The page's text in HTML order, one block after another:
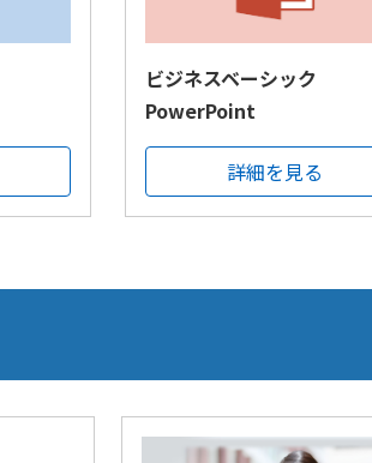
ビジネスベーシック
PowerPoint
詳細を見る